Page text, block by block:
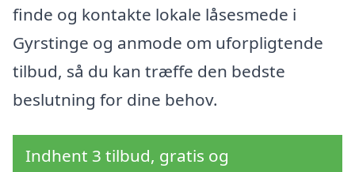
finde og kontakte lokale låsesmede i
Gyrstinge og anmode om uforpligtende
tilbud, så du kan træffe den bedste
beslutning for dine behov.
Indhent 3 tilbud, gratis og